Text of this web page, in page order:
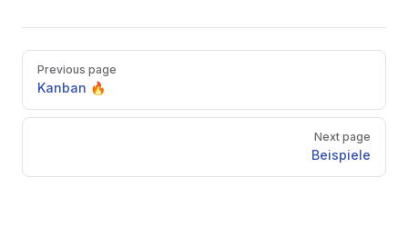
Pager
Previous page
Kanban 🔥
Next page
Beispiele